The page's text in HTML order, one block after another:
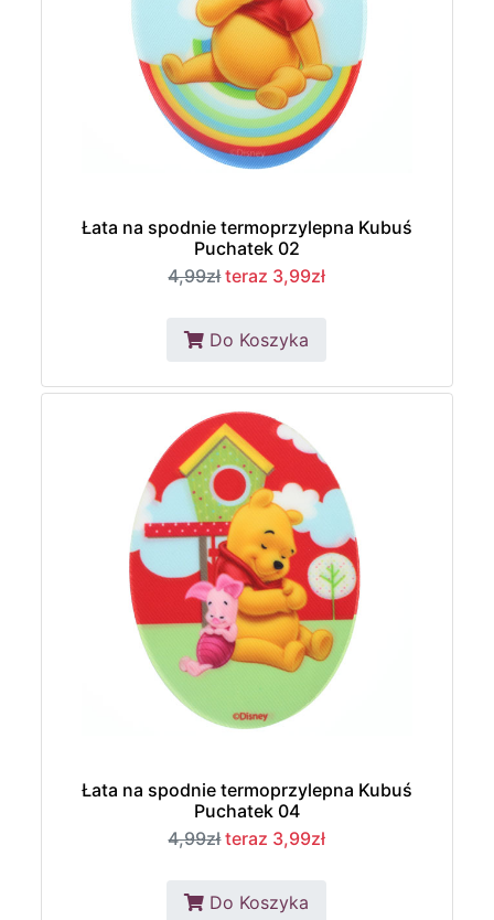
Łata na spodnie termoprzylepna Kubuś
Puchatek 02
4,99zł teraz 3,99zł
Do Koszyka
Łata na spodnie termoprzylepna Kubuś
Puchatek 04
4,99zł teraz 3,99zł
Do Koszyka